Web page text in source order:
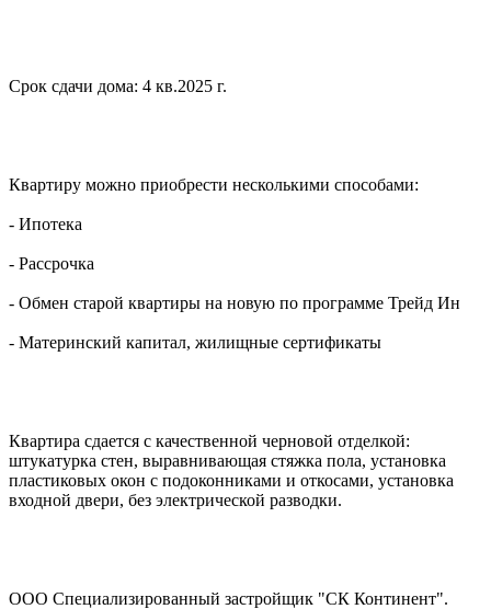
Срок сдачи дома: 4 кв.2025 г.
Квартиру можно приобрести несколькими способами:
- Ипотека
- Рассрочка
- Обмен старой квартиры на новую по программе Трейд Ин
- Материнский капитал, жилищные сертификаты
Квартира сдается с качественной черновой отделкой:
штукатурка стен, выравнивающая стяжка пола, установка
пластиковых окон с подоконниками и откосами, установка
входной двери, без электрической разводки.
ООО Специализированный застройщик "СК Континент".